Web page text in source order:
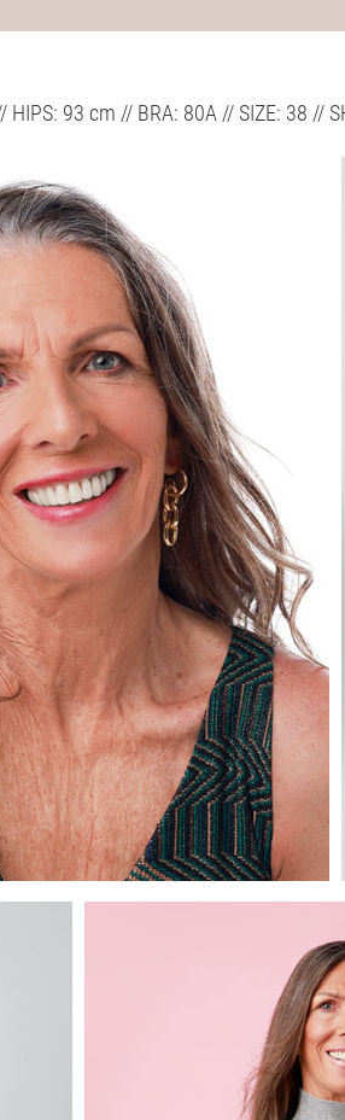
93 cm // BRA: 80A // SIZE: 38 //